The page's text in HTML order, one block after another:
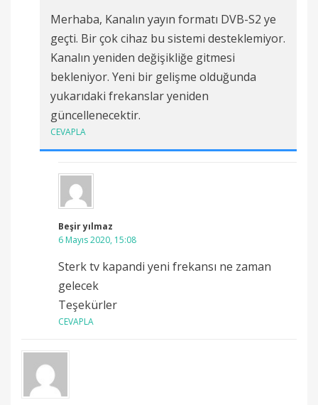
Merhaba, Kanalın yayın formatı DVB-S2 ye
geçti. Bir çok cihaz bu sistemi desteklemiyor.
Kanalın yeniden değişikliğe gitmesi
bekleniyor. Yeni bir gelişme olduğunda
yukarıdaki frekanslar yeniden
güncellenecektir.
CEVAPLA
Beşir yılmaz
6 Mayıs 2020, 15:08
Sterk tv kapandi yeni frekansı ne zaman
gelecek
Teşekürler
CEVAPLA